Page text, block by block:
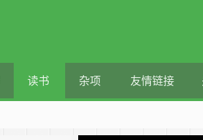
读书 杂项 友情链接